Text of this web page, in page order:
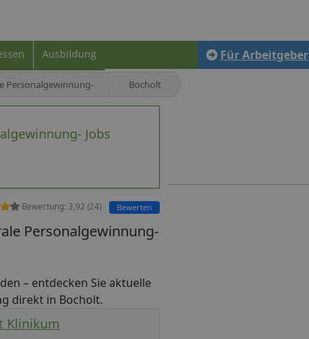
Ausbildung Für Arbeitgeber
Personalgewinnung- Bocholt
Jobs
Bewertung: 3,92 (24) Bewerten
Personalgewinnung-
– entdecken Sie aktuelle
direkt in Bocholt.
Klinikum